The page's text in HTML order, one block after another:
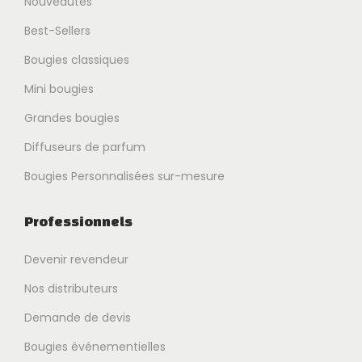
Best-Sellers
Bougies classiques
Mini bougies
Grandes bougies
Diffuseurs de parfum
Bougies Personnalisées sur-mesure
Professionnels
Devenir revendeur
Nos distributeurs
Demande de devis
Bougies événementielles